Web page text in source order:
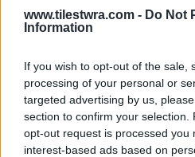
www.tilestwra.com - Do Not
Information
If you wish to opt-out of the sale,
processing of your personal or
targeted advertising by us,
section to confirm your selection.
opt-out request is processed you
interest-based ads based on